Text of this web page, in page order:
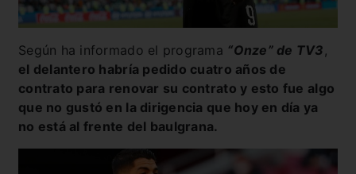
Según ha informado el programa “Onze” de TV3 ,
el delantero habría pedido cuatro años de
contrato para renovar su contrato y esto fue algo
que no gustó en la dirigencia que hoy en día ya
no está al frente del baulgrana.